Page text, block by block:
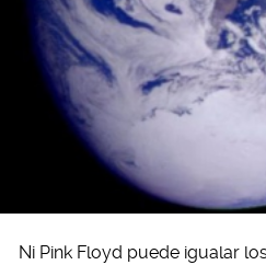
Ni Pink Floyd puede igualar